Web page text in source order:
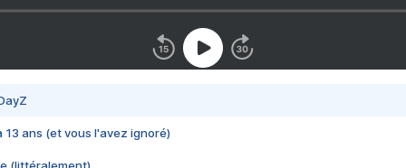
13 ans (et vous l'avez ignoré)
(littéralement)